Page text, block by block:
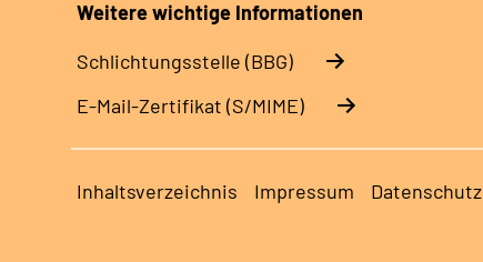
Weitere wichtige Informationen
Schlichtungsstelle (BBG)
E-Mail-Zertifikat (S/MIME)
Inhaltsverzeichnis Impressum Datenschutz